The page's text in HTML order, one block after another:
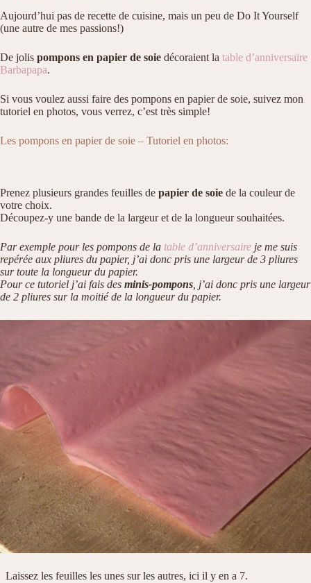
Aujourd’hui pas de recette de cuisine, mais un peu de Do It Yourself
(une autre de mes passions!)
De jolis pompons en papier de soie décoraient la table d’anniversaire
Barbapapa.
Si vous voulez aussi faire des pompons en papier de soie, suivez mon
tutoriel en photos, vous verrez, c’est très simple!
Les pompons en papier de soie – Tutoriel en photos:
Prenez plusieurs grandes feuilles de papier de soie de la couleur de
votre choix.
Découpez-y une bande de la largeur et de la longueur souhaitées.
Par exemple pour les pompons de la table d’anniversaire je me suis
repérée aux pliures du papier, j’ai donc pris une largeur de 3 pliures
sur toute la longueur du papier.
Pour ce tutoriel j’ai fais des minis-pompons , j’ai donc pris une largeur
de 2 pliures sur la moitié de la longueur du papier.
Laissez les feuilles les unes sur les autres, ici il y en a 7.